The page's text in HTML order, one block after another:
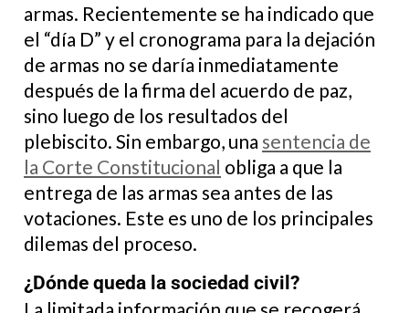
armas. Recientemente se ha indicado que
el “día D” y el cronograma para la dejación
de armas no se daría inmediatamente
después de la firma del acuerdo de paz,
sino luego de los resultados del
plebiscito. Sin embargo, una sentencia de
la Corte Constitucional obliga a que la
entrega de las armas sea antes de las
votaciones. Este es uno de los principales
dilemas del proceso.
¿Dónde queda la sociedad civil?